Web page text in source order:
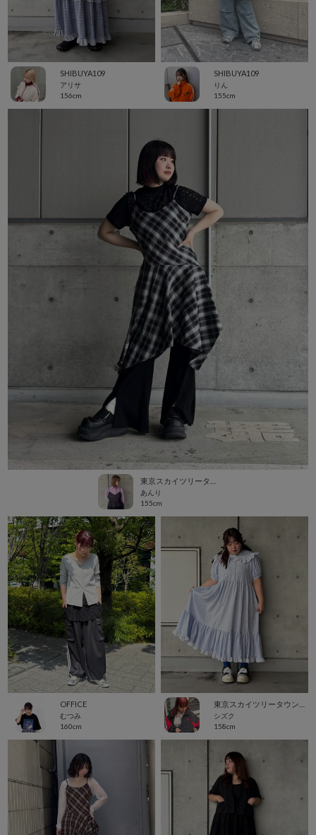
SHIBUYA109
アリサ
156cm
SHIBUYA109
りん
155cm
あんり
155cm
OFFICE
むつみ
160cm
シズク
158cm